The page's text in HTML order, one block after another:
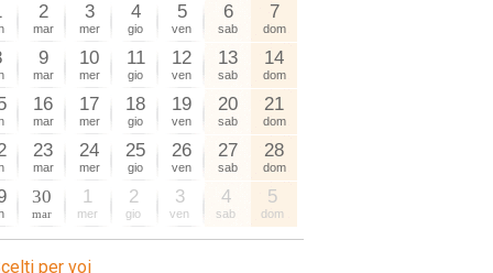
2
mar
3
mer
4
gio
5
ven
6
sab
7
dom
9
mar
10
mer
11
gio
12
ven
13
sab
14
dom
16
mar
17
mer
18
gio
19
ven
20
sab
21
dom
23
mar
24
mer
25
gio
26
ven
27
sab
28
dom
30
mar
1
mer
2
gio
3
ven
4
sab
5
dom
per voi